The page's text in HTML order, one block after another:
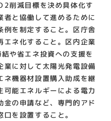
2削減目標を決め具体化す
者と協働して進めるために
例を制定すること。区庁舎
エネ化すること。区内企業
や省エネ投資への支援を
業に対して太陽光発電設備
ネ機器材設置購入助成を継
能エネルギーによる電力
金の申請など、専門的アド
を設置すること。